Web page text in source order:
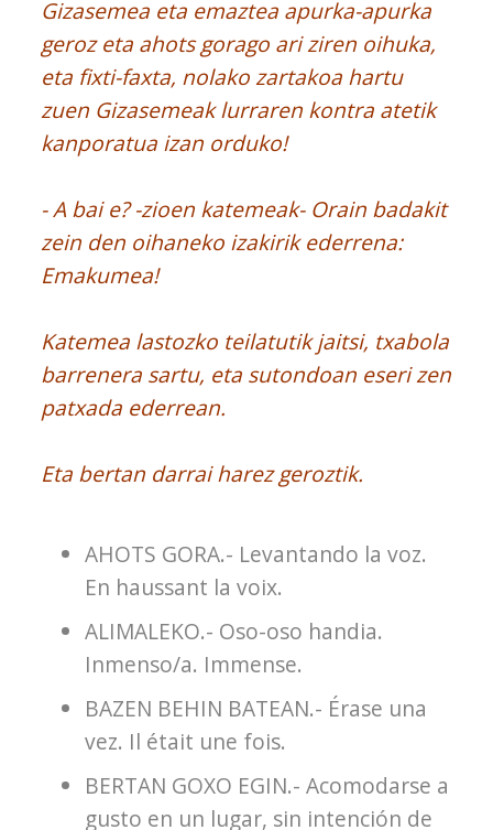
Gizasemea eta emaztea apurka-apurka
geroz eta ahots gorago ari ziren oihuka,
eta fixti-faxta, nolako zartakoa hartu
zuen Gizasemeak lurraren kontra atetik
kanporatua izan orduko!
- A bai e? -zioen katemeak- Orain badakit
zein den oihaneko izakirik ederrena:
Emakumea!
Katemea lastozko teilatutik jaitsi, txabola
barrenera sartu, eta sutondoan eseri zen
patxada ederrean.
Eta bertan darrai harez geroztik.
AHOTS GORA.- Levantando la voz.
En haussant la voix.
ALIMALEKO.- Oso-oso handia.
Inmenso/a. Immense.
BAZEN BEHIN BATEAN.- Érase una
vez. Il était une fois.
BERTAN GOXO EGIN.- Acomodarse a
gusto en un lugar, sin intención de